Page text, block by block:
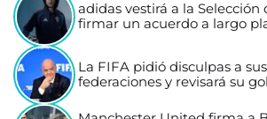
adidas vestirá a la Selección
firmar un acuerdo a largo
La FIFA pidió disculpas a sus
federaciones y revisará su